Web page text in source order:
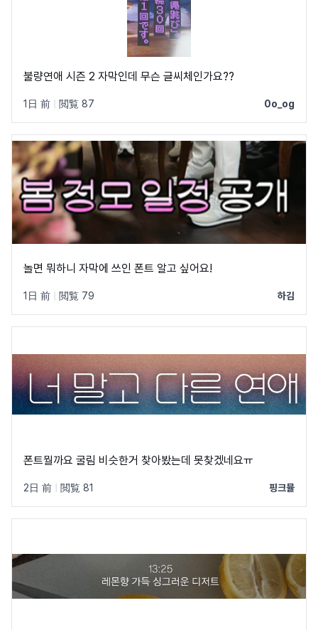
불량연애 시즌 2 자막인데 무슨 글씨체인가요??
1日 前 閲覧 87 0o_og
놀면 뭐하니 자막에 쓰인 폰트 알고 싶어요!
1日 前 閲覧 79 하김
폰트뭘까요 굴림 비슷한거 찾아봤는데 못찾겠네요ㅠ
2日 前 閲覧 81 핑크뮬